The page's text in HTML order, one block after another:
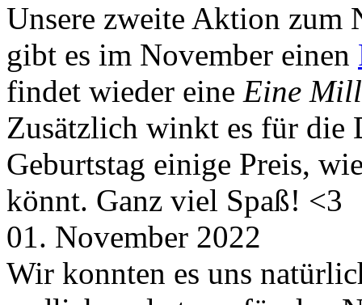
Unsere zweite Aktion zum
gibt es im November einen
findet wieder eine Eine
Zusätzlich winkt es für die
Geburtstag einige Preis,
könnt. Ganz viel Spaß! <3
01. November 2022
Wir konnten es uns